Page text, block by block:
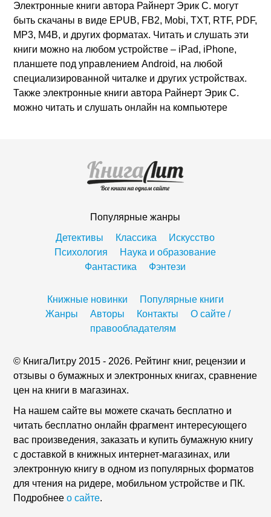
Электронные книги автора Райнерт Эрик С. могут
быть скачаны в виде EPUB, FB2, Mobi, TXT, RTF, PDF,
MP3, M4B, и других форматах. Читать и слушать эти
книги можно на любом устройстве – iPad, iPhone,
планшете под управлением Android, на любой
специализированной читалке и других устройствах.
Также электронные книги автора Райнерт Эрик С.
можно читать и слушать онлайн на компьютере
Популярные жанры
Детективы
Классика
Искусство
Психология
Наука и образование
Фантастика
Фэнтези
Книжные новинки
Популярные книги
Жанры
Авторы Контакты
О сайте /
правообладателям
© КнигаЛит.ру 2015 - 2026. Рейтинг книг, рецензии и
отзывы о бумажных и электронных книгах, сравнение
цен на книги в магазинах.
На нашем сайте вы можете скачать бесплатно и
читать бесплатно онлайн фрагмент интересующего
вас произведения, заказать и купить бумажную книгу
с доставкой в книжных интернет-магазинах, или
электронную книгу в одном из популярных форматов
для чтения на ридере, мобильном устройстве и ПК.
Подробнеео сайте.